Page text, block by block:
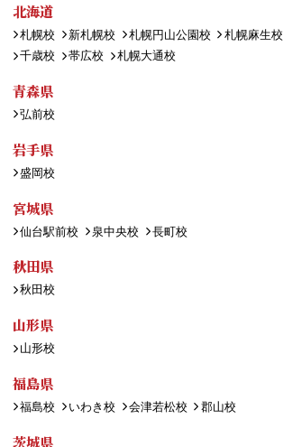
北海道
札幌校 新札幌校 札幌円山公園校 札幌麻生校
千歳校
帯広校 札幌大通校
青森県
弘前校
岩手県
盛岡校
宮城県
仙台駅前校 泉中央校 長町校
秋田県
秋田校
山形県
山形校
福島県
福島校 いわき校 会津若松校 郡山校
茨城県